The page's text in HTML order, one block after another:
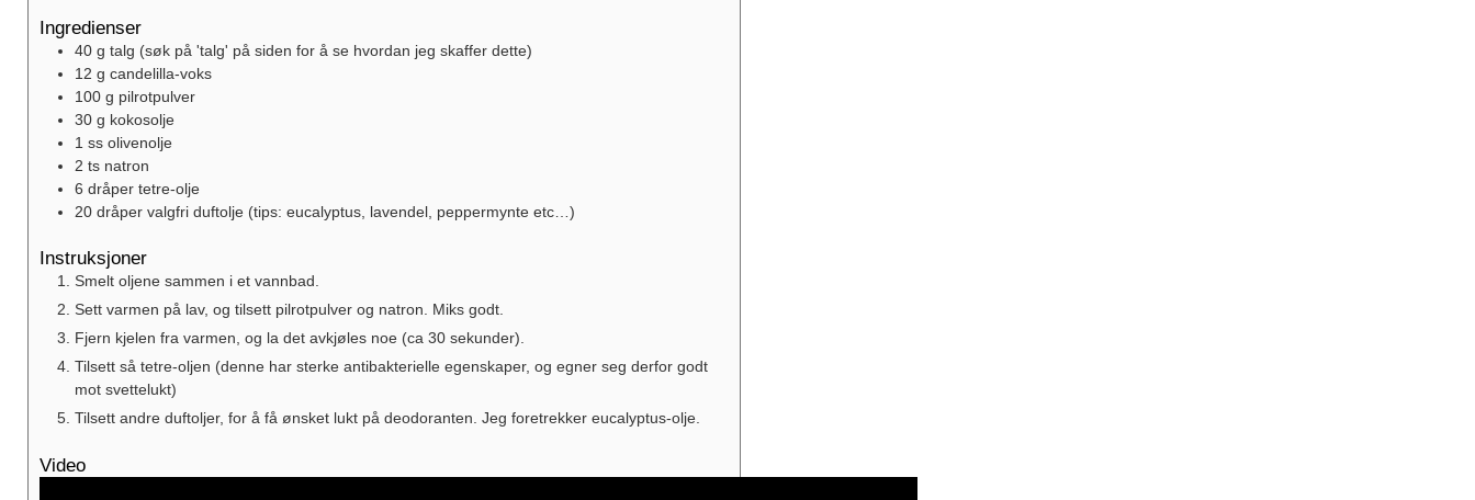
Ingredienser
40 g talg (søk på 'talg' på siden for å se hvordan jeg skaffer dette)
12 g candelilla-voks
100 g pilrotpulver
30 g kokosolje
1 ss olivenolje
2 ts natron
6 dråper tetre-olje
20 dråper valgfri duftolje (tips: eucalyptus, lavendel, peppermynte etc…)
Instruksjoner
Smelt oljene sammen i et vannbad.
Sett varmen på lav, og tilsett pilrotpulver og natron. Miks godt.
Fjern kjelen fra varmen, og la det avkjøles noe (ca 30 sekunder).
Tilsett så tetre-oljen (denne har sterke antibakterielle egenskaper, og egner seg derfor godt
mot svettelukt)
Tilsett andre duftoljer, for å få ønsket lukt på deodoranten. Jeg foretrekker eucalyptus-olje.
Video